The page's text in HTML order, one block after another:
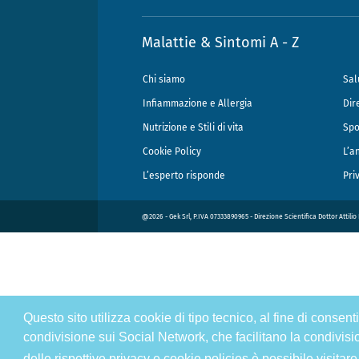
Questo sito utilizza cookie di tipo tecnico, al fine di
condivisione sui Social Network, che facilitano la
Malattie & Sintomi A - Z
Chi siamo
Infiammazione e Allergia
Nutrizione e Stili di vita
Cookie Policy
L’esperto risponde
@2026 - Gek Srl, P.IVA 07333890965 - Direzione Scientifica Dottor